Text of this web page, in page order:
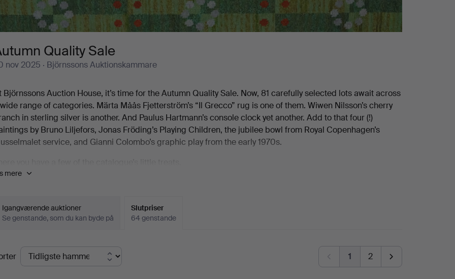
Quality Sale
nov 2025 · Björnssons Auktionskammare
Björnssons Auction House, it’s time for the Autumn Quality Sale. Now, 81 carefully selected lots await across
range of categories. Märta Måås Fjetterström’s “Il Grecco” rug is one of them. Wiwen Nilsson’s cherry
in sterling silver is another. And Paulus Hartmann’s console clock yet another. Add to that four (!)
by Bruno Liljefors, Jonas Fröding’s Playing Children, the jubilee bowl from Royal Copenhagen’s
service, and Gianni Colombo’s graphic play from the early 1970s.
24-28/11 1-5 pm.
mere
Igangværende auktioner
Se genstande, som du kan byde på
Slutpriser
64 genstande
1 2